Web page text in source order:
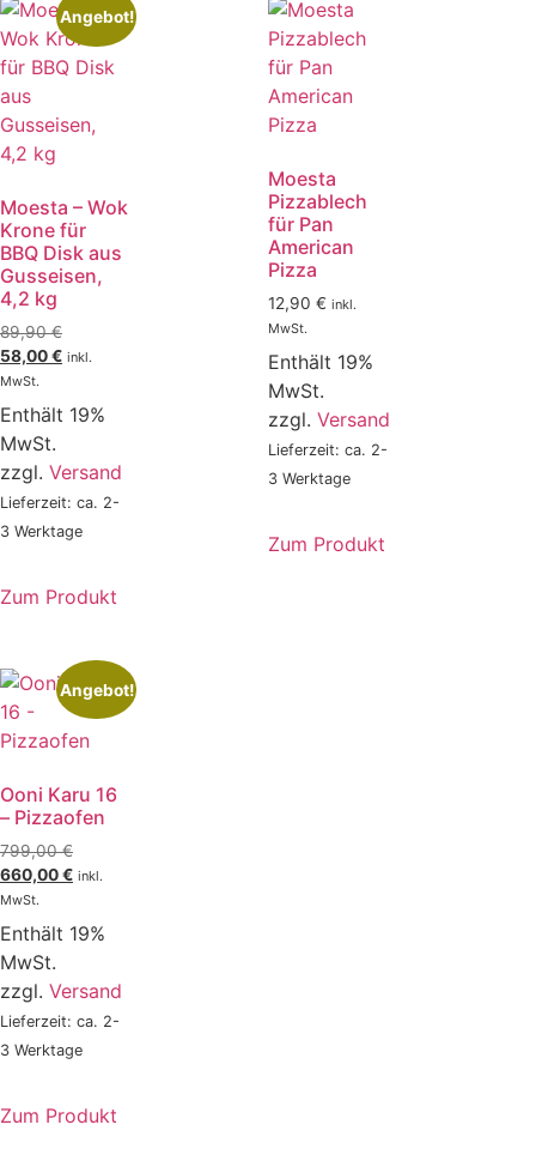
Angebot!
Moesta – Wok
Krone für
BBQ Disk aus
Gusseisen,
4,2 kg
89,90€
58,00€ inkl.
MwSt.
Enthält 19%
MwSt.
zzgl. Versand
Lieferzeit: ca. 2-
3 Werktage
Zum Produkt
Moesta
Pizzablech
für Pan
American
Pizza
12,90 € inkl.
MwSt.
Enthält 19%
MwSt.
zzgl. Versand
Lieferzeit: ca. 2-
3 Werktage
Zum Produkt
Angebot!
Ooni Karu 16
– Pizzaofen
799,00€
660,00€ inkl.
MwSt.
Enthält 19%
MwSt.
zzgl. Versand
Lieferzeit: ca. 2-
3 Werktage
Zum Produkt